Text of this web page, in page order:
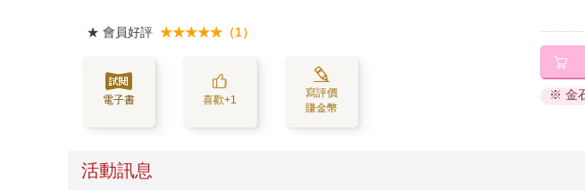
★ 會員好評 ★★★★★（1）
電子書 喜歡+1
寫評價
賺金幣
※ 金
活動訊息